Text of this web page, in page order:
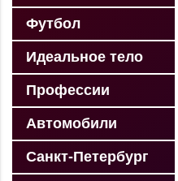
Футбол
Идеальное тело
Профессии
Автомобили
Санкт-Петербург